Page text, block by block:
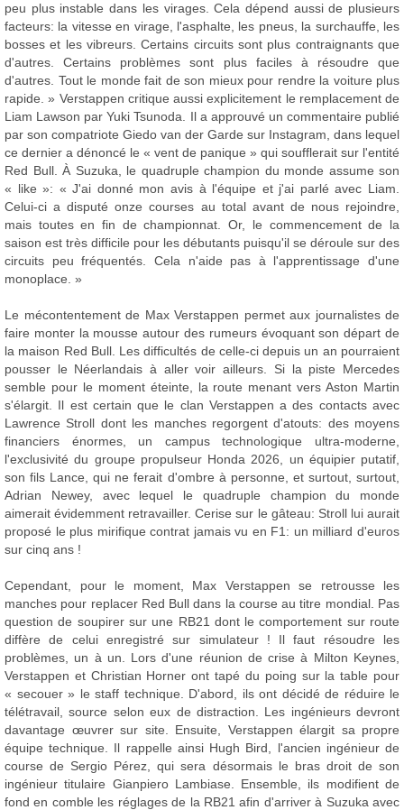
peu plus instable dans les virages. Cela dépend aussi de plusieurs
facteurs: la vitesse en virage, l'asphalte, les pneus, la surchauffe, les
bosses et les vibreurs. Certains circuits sont plus contraignants que
d'autres. Certains problèmes sont plus faciles à résoudre que
d'autres. Tout le monde fait de son mieux pour rendre la voiture plus
rapide. » Verstappen critique aussi explicitement le remplacement de
Liam Lawson par Yuki Tsunoda. Il a approuvé un commentaire publié
par son compatriote Giedo van der Garde sur Instagram, dans lequel
ce dernier a dénoncé le « vent de panique » qui soufflerait sur l'entité
Red Bull. À Suzuka, le quadruple champion du monde assume son
« like »: « J'ai donné mon avis à l'équipe et j'ai parlé avec Liam.
Celui-ci a disputé onze courses au total avant de nous rejoindre,
mais toutes en fin de championnat. Or, le commencement de la
saison est très difficile pour les débutants puisqu'il se déroule sur des
circuits peu fréquentés. Cela n'aide pas à l'apprentissage d'une
monoplace. »
Le mécontentement de Max Verstappen permet aux journalistes de
faire monter la mousse autour des rumeurs évoquant son départ de
la maison Red Bull. Les difficultés de celle-ci depuis un an pourraient
pousser le Néerlandais à aller voir ailleurs. Si la piste Mercedes
semble pour le moment éteinte, la route menant vers Aston Martin
s'élargit. Il est certain que le clan Verstappen a des contacts avec
Lawrence Stroll dont les manches regorgent d'atouts: des moyens
financiers énormes, un campus technologique ultra-moderne,
l'exclusivité du groupe propulseur Honda 2026, un équipier putatif,
son fils Lance, qui ne ferait d'ombre à personne, et surtout, surtout,
Adrian Newey, avec lequel le quadruple champion du monde
aimerait évidemment retravailler. Cerise sur le gâteau: Stroll lui aurait
proposé le plus mirifique contrat jamais vu en F1: un milliard d'euros
sur cinq ans !
Cependant, pour le moment, Max Verstappen se retrousse les
manches pour replacer Red Bull dans la course au titre mondial. Pas
question de soupirer sur une RB21 dont le comportement sur route
diffère de celui enregistré sur simulateur ! Il faut résoudre les
problèmes, un à un. Lors d'une réunion de crise à Milton Keynes,
Verstappen et Christian Horner ont tapé du poing sur la table pour
« secouer » le staff technique. D'abord, ils ont décidé de réduire le
télétravail, source selon eux de distraction. Les ingénieurs devront
davantage œuvrer sur site. Ensuite, Verstappen élargit sa propre
équipe technique. Il rappelle ainsi Hugh Bird, l'ancien ingénieur de
course de Sergio Pérez, qui sera désormais le bras droit de son
ingénieur titulaire Gianpiero Lambiase. Ensemble, ils modifient de
fond en comble les réglages de la RB21 afin d'arriver à Suzuka avec